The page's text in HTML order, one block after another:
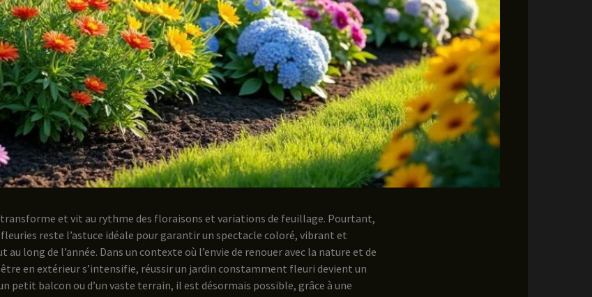
transforme et vit au rythme des floraisons et variations de feuillage. Pourtant,
reste l’astuce idéale pour garantir un spectacle coloré, vibrant et
long de l’année. Dans un contexte où l’envie de renouer avec la nature et de
en extérieur s’intensifie, réussir un jardin constamment fleuri devient un
petit balcon ou d’un vaste terrain, il est désormais possible, grâce à une